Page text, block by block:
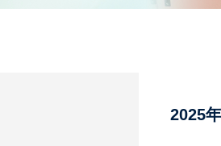
聯絡我們
推廣閱讀
2025